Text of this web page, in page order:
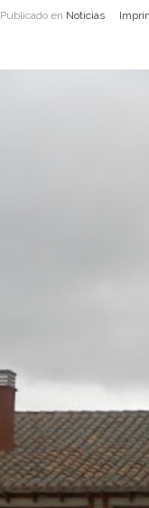
Publicado en Noticias